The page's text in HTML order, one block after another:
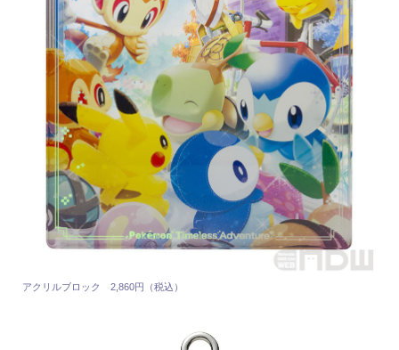
アクリルブロック 2,860円（税込）